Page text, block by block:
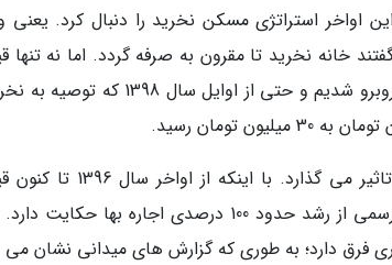
استراتژی مسکن نخرید را دنبال کرد. یعنی
خانه نخرید تا مقرون به صرفه گردد. اما نه تنها
پایین نیامد بلکه با رشد 9 برابری قیمت ها نسبت به سال 1392 روبرو شدیم و حتی از اوایل
معمولا افزایش قیمت مسکن با فاصله زمانی بر روی بازار اجاره تاثیر می
مسکن در تهران حدود 460 درصد افزایش پیدا نموده، آمار های رسمی از رشد حدود 100 درصدی اجاره بها
فرق دارد؛ به طوری که گزارش های میدانی نشان